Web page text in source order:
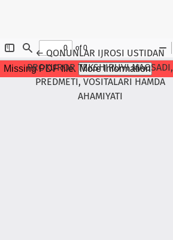
←Maqola tafsilotlariga qaytish
QONUNLAR IJROSI USTIDAN
PROKUROR TEKSHIRUVI MAQSADI,
PREDMETI, VOSITALARI HAMDA
AHAMIYATI